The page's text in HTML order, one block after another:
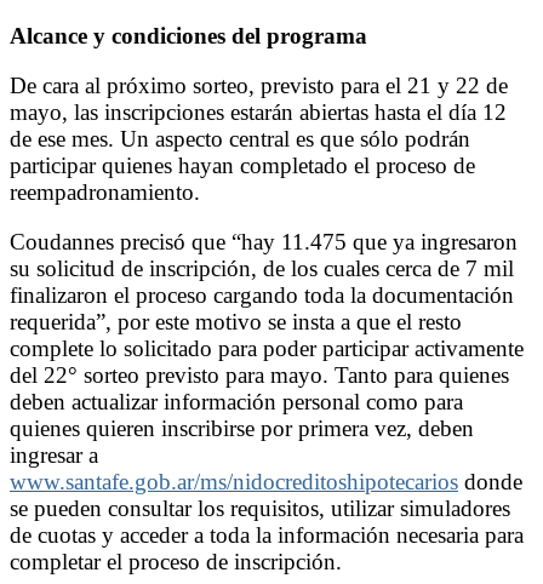
Alcance y condiciones del programa
De cara al próximo sorteo, previsto para el 21 y 22 de
mayo, las inscripciones estarán abiertas hasta el día 12
de ese mes. Un aspecto central es que sólo podrán
participar quienes hayan completado el proceso de
reempadronamiento.
Coudannes precisó que “hay 11.475 que ya ingresaron
su solicitud de inscripción, de los cuales cerca de 7 mil
finalizaron el proceso cargando toda la documentación
requerida”, por este motivo se insta a que el resto
complete lo solicitado para poder participar activamente
del 22° sorteo previsto para mayo. Tanto para quienes
deben actualizar información personal como para
quienes quieren inscribirse por primera vez, deben
ingresar a
www.santafe.gob.ar/ms/nidocreditoshipotecarios donde
se pueden consultar los requisitos, utilizar simuladores
de cuotas y acceder a toda la información necesaria para
completar el proceso de inscripción.